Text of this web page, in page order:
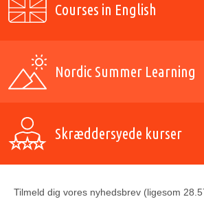
Courses in English
Nordic Summer Learning
Skræddersyede kurser
Tilmeld dig vores nyhedsbrev (ligesom